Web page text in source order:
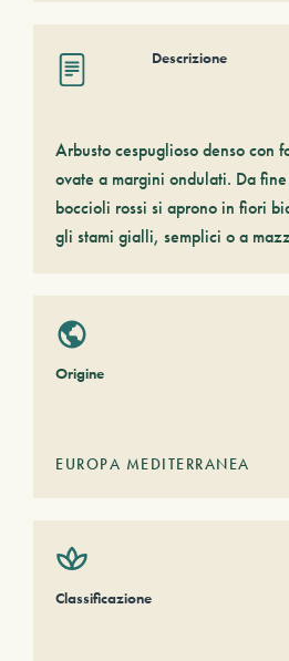
Descrizione
Arbusto cespuglioso denso con
ovate a margini ondulati. Da
boccioli rossi si aprono in fiori
gli stami gialli, semplici o a
Origine
EUROPA MEDITERRANEA
Classificazione